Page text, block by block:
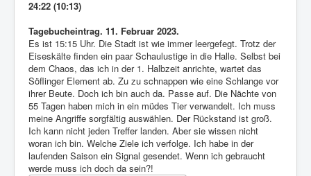
24:22 (10:13)
Tagebucheintrag. 11. Februar 2023.
Es ist 15:15 Uhr. Die Stadt ist wie immer leergefegt. Trotz der
Eiseskälte finden ein paar Schaulustige in die Halle. Selbst bei
dem Chaos, das ich in der 1. Halbzeit anrichte, wartet das
Söflinger Element ab. Zu zu schnappen wie eine Schlange vor
ihrer Beute. Doch ich bin auch da. Passe auf. Die Nächte von
55 Tagen haben mich in ein müdes Tier verwandelt. Ich muss
meine Angriffe sorgfältig auswählen. Der Rückstand ist groß.
Ich kann nicht jeden Treffer landen. Aber sie wissen nicht
woran ich bin. Welche Ziele ich verfolge. Ich habe in der
laufenden Saison ein Signal gesendet. Wenn ich gebraucht
werde muss ich doch da sein?!